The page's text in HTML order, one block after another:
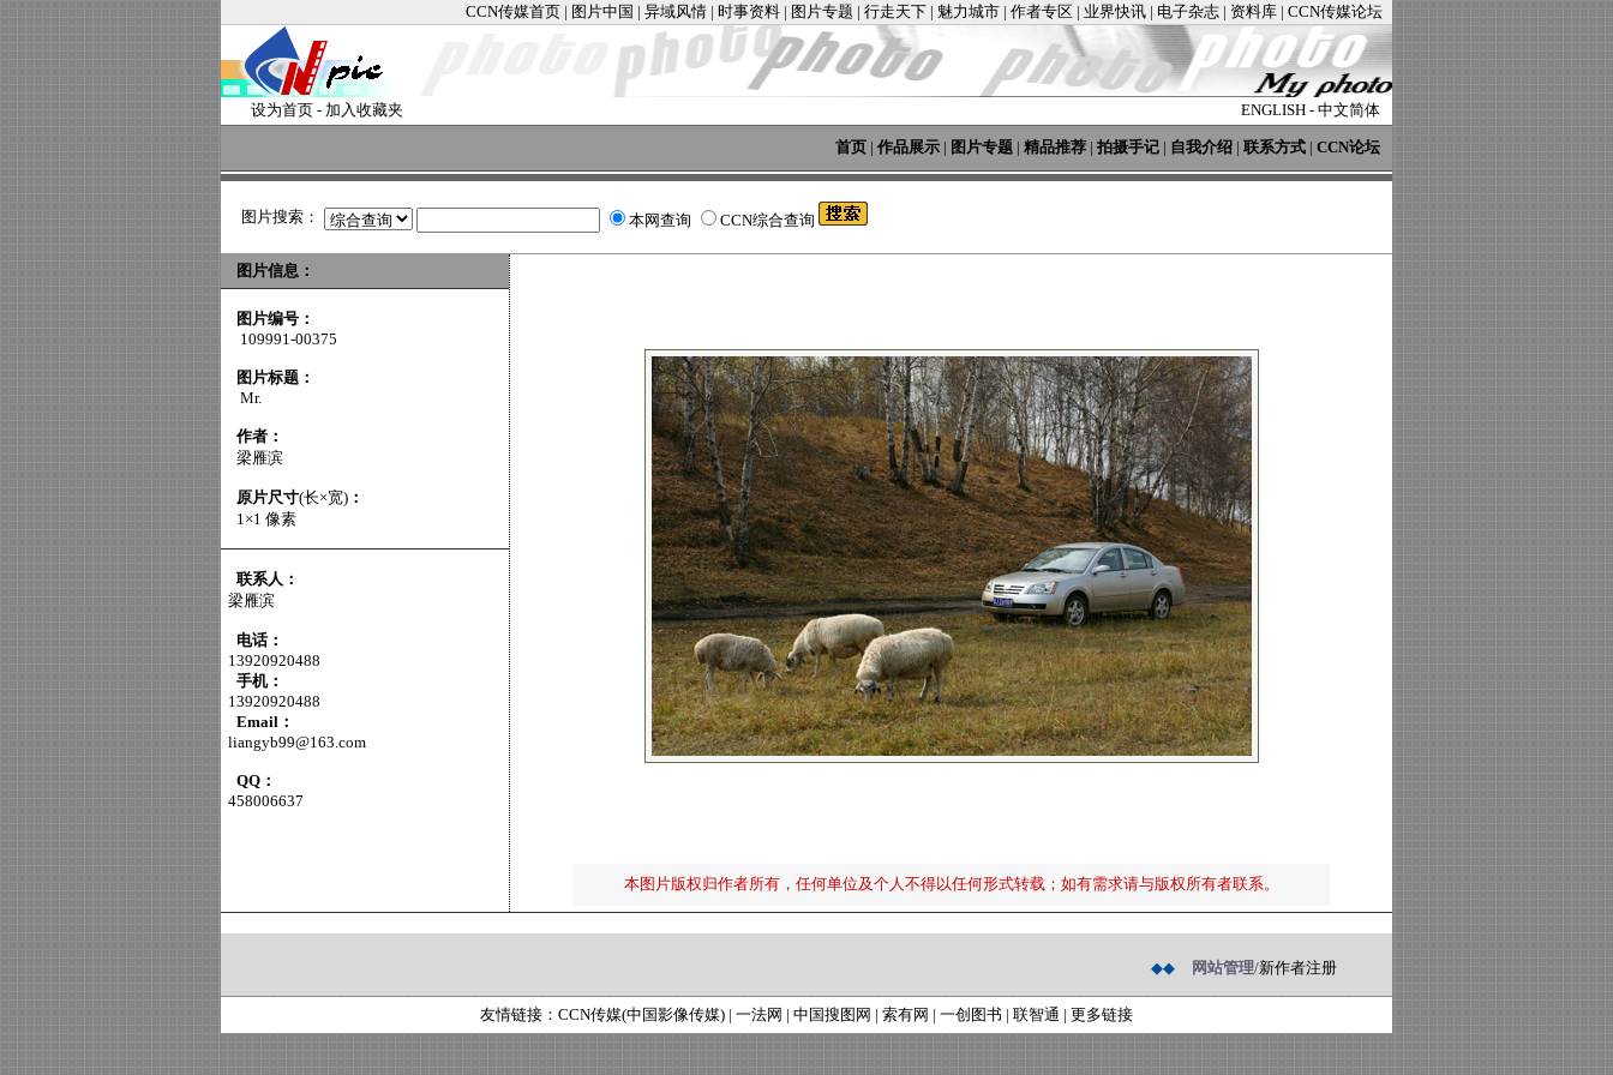
CCN传媒首页 | 图片中国 | 异域风情 | 时事资料 | 图片专题 | 行走天下 | 魅力城市 | 作者专区 | 业界快讯 | 电子杂志 | 资料库 | CCN传媒论坛
设为首页 - 加入收藏夹 ENGLISH - 中文简体
首页 | 作品展示 | 图片专题 | 精品推荐 | 拍摄手记 | 自我介绍 | 联系方式 | CCN论坛
图片搜索： 本网查询 CCN综合查询
图片信息：
图片编号：
109991-00375
图片标题：
Mr.
作者：
梁雁滨
原片尺寸(长×宽) ：
1×1 像素
联系人：
梁雁滨
电话：
13920920488
手机：
13920920488
Email：
liangyb99@163.com
QQ：
458006637
本图片版权归作者所有，任何单位及个人不得以任何形式转载；如有需求请与版权所有者联系。
◆◆ 网站管理/新作者注册
友情链接： CCN传媒(中国影像传媒) | 一法网 | 中国搜图网 | 索有网 | 一创图书 | 联智通 | 更多链接